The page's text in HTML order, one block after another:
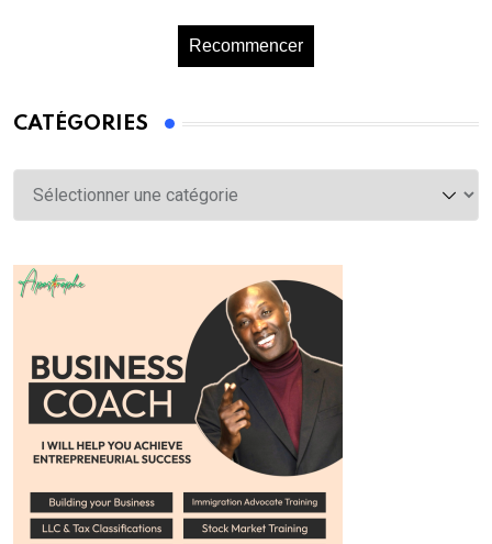
Recommencer
CATÉGORIES
Catégories